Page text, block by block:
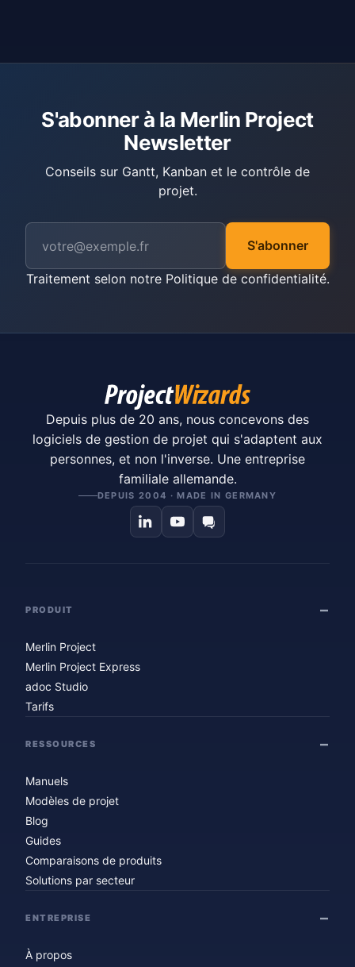
S'abonner à la Merlin Project
Newsletter
Conseils sur Gantt, Kanban et le contrôle de
projet.
S'abonner
Traitement selon notre Politique de confidentialité.
Depuis plus de 20 ans, nous concevons des
logiciels de gestion de projet qui s'adaptent aux
personnes, et non l'inverse. Une entreprise
familiale allemande.
DEPUIS 2004 · MADE IN GERMANY
PRODUIT
Merlin Project
Merlin Project Express
adoc Studio
Tarifs
RESSOURCES
Manuels
Modèles de projet
Blog
Guides
Comparaisons de produits
Solutions par secteur
ENTREPRISE
À propos